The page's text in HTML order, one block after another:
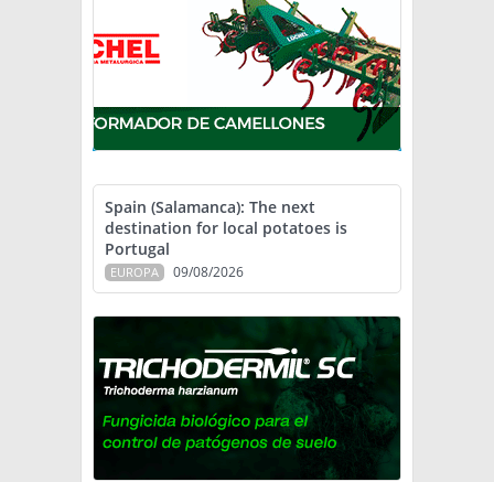
Spain (Salamanca): The next
destination for local potatoes is
Portugal
EUROPA 09/08/2026